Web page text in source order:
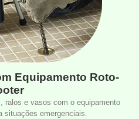
Equipamento Roto-
ralos e vasos com o equipamento
situações emergenciais.